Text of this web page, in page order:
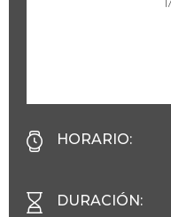
HORARIO:
DURACIÓN: